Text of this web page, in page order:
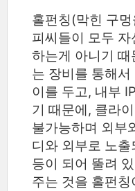
홀펀칭(막힌 구멍
피씨들이 모두
하는게 아니기
는 장비를 통해
이를 두고, 내부
기 때문에, 클라
불가능하며 외부
디와 외부로 노
등이 되어 뚤려
주는 것을 홀펀